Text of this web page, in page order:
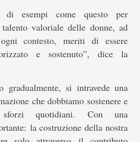
di esempi come questo per
valoriale delle donne, ad
contesto, meriti di essere
e sostenuto”, dice la
gradualmente, si intravede una
che dobbiamo sostenere e
sforzi quotidiani. Con una
la costruzione della nostra